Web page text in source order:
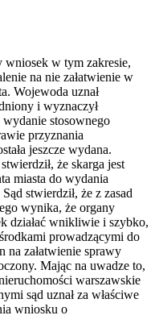
wniosek w tym zakresie,
na nie załatwienie w
Wojewoda uznał
i wyznaczył
stosownego
przyznania
jeszcze wydana.
że skarga jest
miasta do wydania
stwierdził, że z zasad
wynika, że organy
działać wnikliwie i szybko,
prowadzącymi do
na załatwienie sprawy
Mając na uwadze to,
warszawskie
sąd uznał za właściwe
wniosku o